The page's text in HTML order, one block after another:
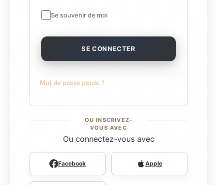
Se souvenir de moi
SE CONNECTER
Mot de passe perdu ?
Ou connectez-vous avec
Facebook Apple